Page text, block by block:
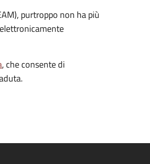
purtroppo non ha più
, che consente di